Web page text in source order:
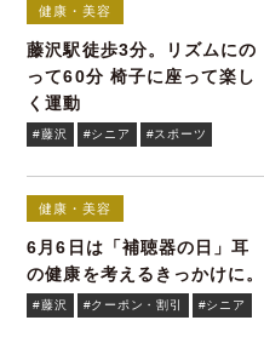
健康・美容
藤沢駅徒歩3分。リズムにの
って60分 椅子に座って楽し
く運動
#藤沢 #シニア #スポーツ
健康・美容
6月6日は「補聴器の日」耳
の健康を考えるきっかけに。
#藤沢 #クーポン・割引 #シニア